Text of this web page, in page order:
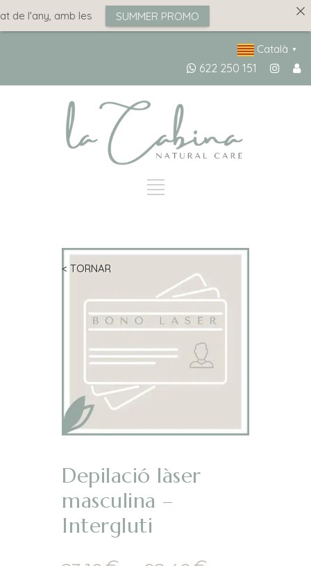
Català ▼
622 250 151
Depilació làser
masculina –
Intergluti
< TORNAR
de l'any, amb les SUMMER PROMO